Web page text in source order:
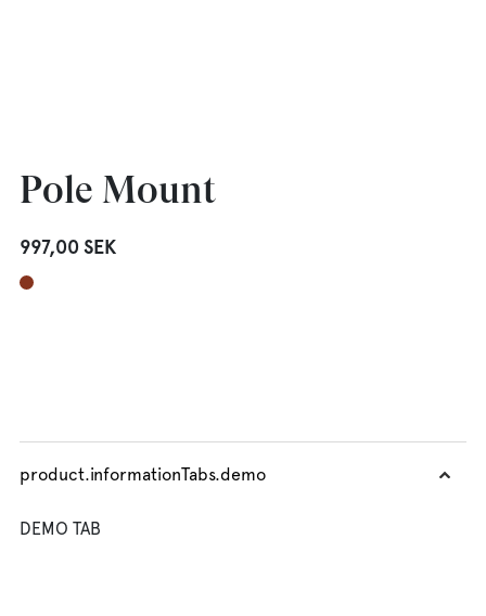
Pole Mount
997,00 SEK
product.informationTabs.demo
DEMO TAB